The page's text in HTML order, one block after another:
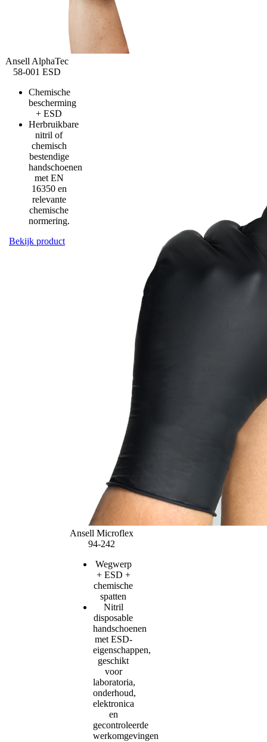
Ansell AlphaTec
58-001 ESD
Chemische
bescherming
+ ESD
Herbruikbare
nitril of
chemisch
bestendige
handschoenen
met EN
16350 en
relevante
chemische
normering.
Bekijk product
Ansell Microflex
94-242
Wegwerp
+ ESD +
chemische
spatten
Nitril
disposable
handschoenen
met ESD-
eigenschappen,
geschikt
voor
laboratoria,
onderhoud,
elektronica
en
gecontroleerde
werkomgevingen